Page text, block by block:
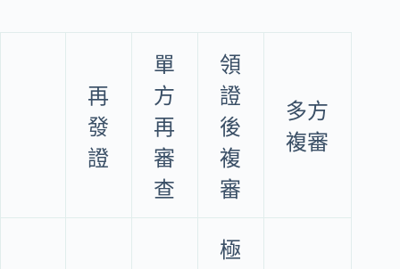
再
發
證
單
方
再
審
查
領
證
後
複
審
多方
複審
極